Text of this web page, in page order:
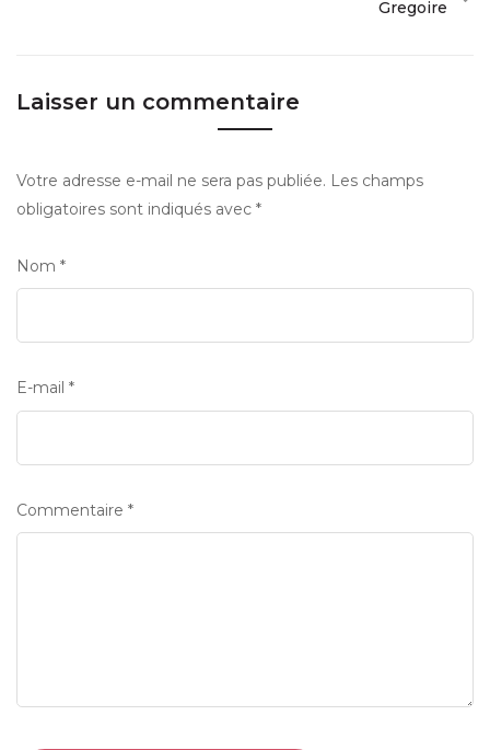
Gregoire
Laisser un commentaire
Votre adresse e-mail ne sera pas publiée. Les champs
obligatoires sont indiqués avec *
Nom *
E-mail *
Commentaire *